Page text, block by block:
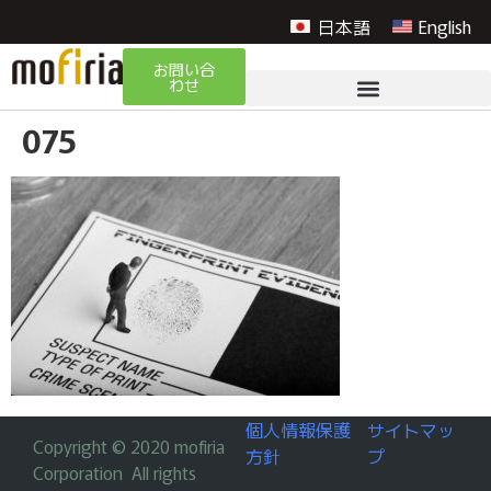
日本語 English
お問い合
わせ
075
Copyright © 2020 mofiria
Corporation All rights
サイトマッ
プ
個人情報保護
方針